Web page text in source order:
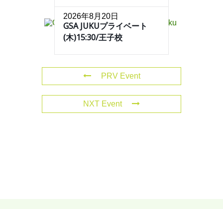
2026年8月20日
GSA JUKUプライベート
(木)15:30/王子校
PRV Event
NXT Event